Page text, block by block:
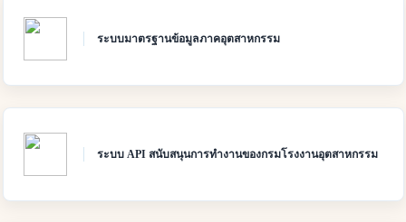
ระบบมาตรฐานข้อมูลภาคอุตสาหกรรม
ระบบ API สนับสนุนการทำงานของกรมโรงงานอุตสาหกรรม